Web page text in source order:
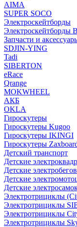
AIMA
SUPER SOCO
Электроскейтборды
Электроскейтборды
Запчасти и
SDJIN-YING
Tadi
SIBERTON
eRace
Qrange
MOKWHEEL
АКБ
OKLA
Гироскутеры
Гироскутеры Kugoo
Гироскутеры IKINGI
Гироскутеры
Детский транспорт
Детские
Детские
Детские
Детские
Электротрициклы
Электротрициклы
Электротрициклы
Электротрициклы